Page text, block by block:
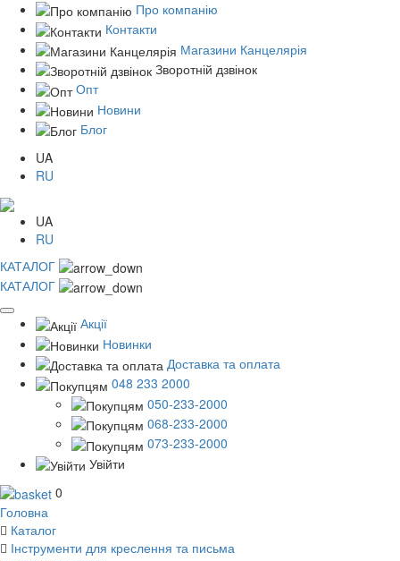
Про компанію
Контакти
Магазини Канцелярія
Зворотній дзвінок
Опт
Новини
Блог
UA
RU
UA
RU
КАТАЛОГ
КАТАЛОГ
Акції
Новинки
Доставка та оплата
048 233 2000
050-233-2000
068-233-2000
073-233-2000
Увійти
0
Головна
Каталог
Інструменти для креслення та письма